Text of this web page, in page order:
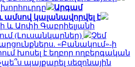
Արգամ
ամսով կալանավորվել է
և Արփի Գաբրիելյանի
(Լուսանկարներ)
Չեմ
«Բանակում»-ի
խոսել է եղբոր ողբերգական
պայքարել սեզոնային